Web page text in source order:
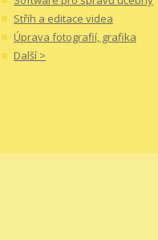
Střih a editace videa
Úprava fotografií, grafika
Další >